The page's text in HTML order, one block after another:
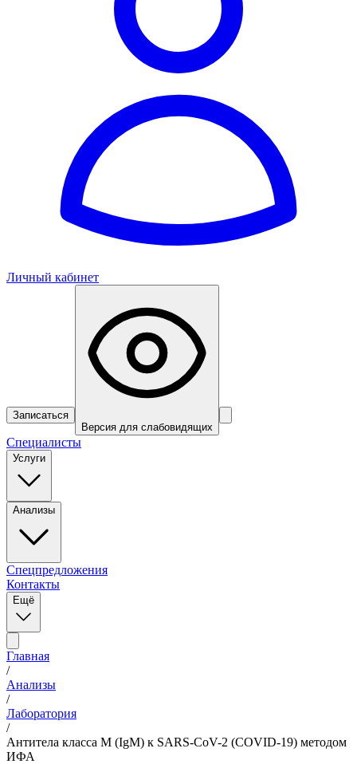
Личный кабинет
Записаться
Версия для слабовидящих
Специалисты
Услуги
Анализы
Спецпредложения
Контакты
Ещё
Главная
/
Анализы
/
Лаборатория
/
Антитела класса M (IgM) к SARS-CoV-2 (COVID-19) методом
ИФА